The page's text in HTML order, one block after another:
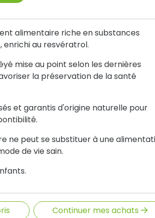
alimentaire riche en substances
au resvératrol.
mise au point selon les dernières
la préservation de la santé
et garantis d'origine naturelle pour
ne peut se substituer à une
de vie sain.
Continuer mes achats